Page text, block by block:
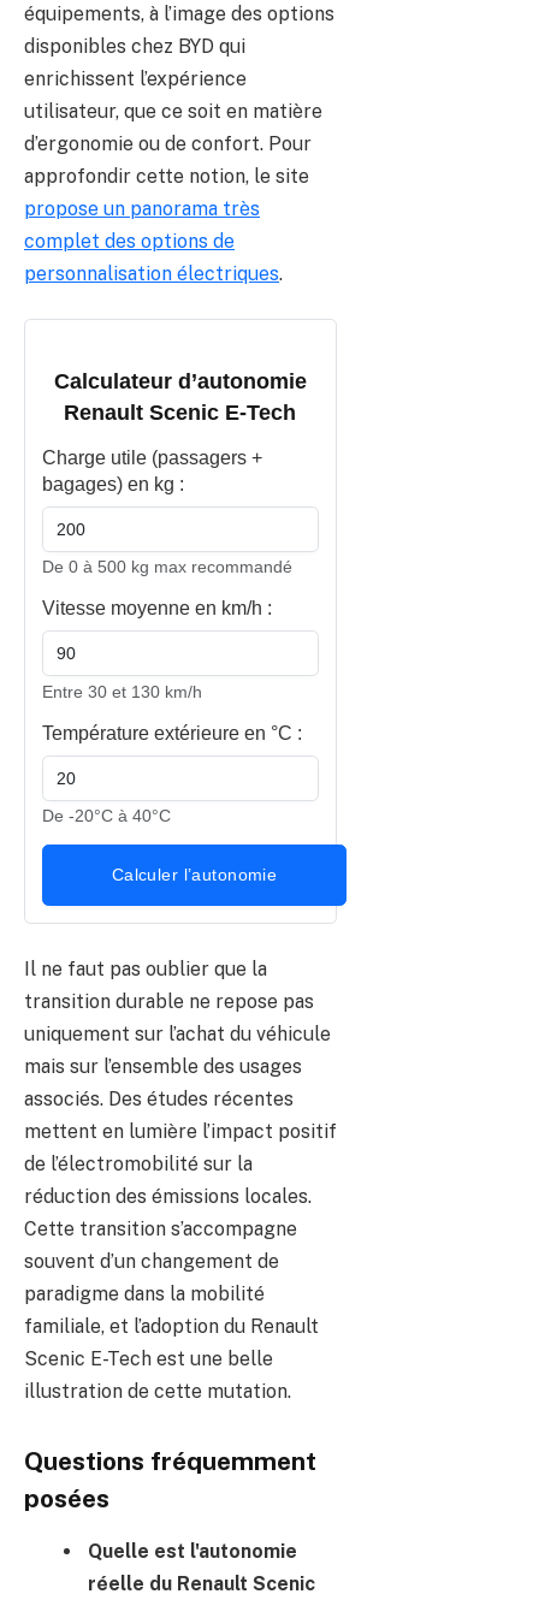
équipements, à l’image des options
disponibles chez BYD qui
enrichissent l’expérience
utilisateur, que ce soit en matière
d’ergonomie ou de confort. Pour
approfondir cette notion, le site
propose un panorama très
complet des options de
personnalisation électriques.
Calculateur d’autonomie
Renault Scenic E-Tech
Charge utile (passagers +
bagages) en kg :
De 0 à 500 kg max recommandé
Vitesse moyenne en km/h :
Entre 30 et 130 km/h
Température extérieure en °C :
De -20°C à 40°C
Calculer l’autonomie
Il ne faut pas oublier que la
transition durable ne repose pas
uniquement sur l’achat du véhicule
mais sur l’ensemble des usages
associés. Des études récentes
mettent en lumière l’impact positif
de l’électromobilité sur la
réduction des émissions locales.
Cette transition s’accompagne
souvent d’un changement de
paradigme dans la mobilité
familiale, et l’adoption du Renault
Scenic E-Tech est une belle
illustration de cette mutation.
Questions fréquemment
posées
Quelle est l'autonomie
réelle du Renault Scenic